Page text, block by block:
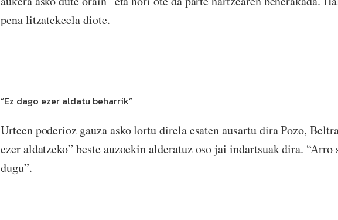
pena litzatekeela diote.
“Ez dago ezer aldatu beharrik”
Urteen poderioz gauza asko lortu direla esaten ausartu dira Pozo,
ezer aldatzeko” beste auzoekin alderatuz oso jai indartsuak dira. “Arro
dugu”.